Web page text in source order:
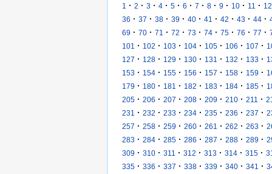
1 · 2 · 3 · 4 · 5 · 6 · 7 · 8 · 9 · 10 · 11 · 12
36 · 37 · 38 · 39 · 40 · 41 · 42 · 43 · 44 ·
69 · 70 · 71 · 72 · 73 · 74 · 75 · 76 · 77 ·
101
· 102 · 103 · 104 · 105 · 106 · 107 ·
127 · 128 · 129 · 130 · 131 · 132 · 133 ·
153 · 154 · 155 · 156 · 157 · 158 · 159 ·
179 · 180 · 181 · 182 · 183 · 184 · 185 ·
205 · 206 · 207 · 208 · 209 · 210 · 211 ·
231
· 232 · 233 · 234 · 235 · 236 · 237 ·
257 · 258 · 259 · 260 · 261 · 262 · 263 ·
283 · 284 · 285 · 286 · 287 · 288 · 289 ·
309 · 310 · 311 · 312 · 313 · 314 · 315 ·
335 · 336 · 337 · 338 · 339 · 340 · 341 ·